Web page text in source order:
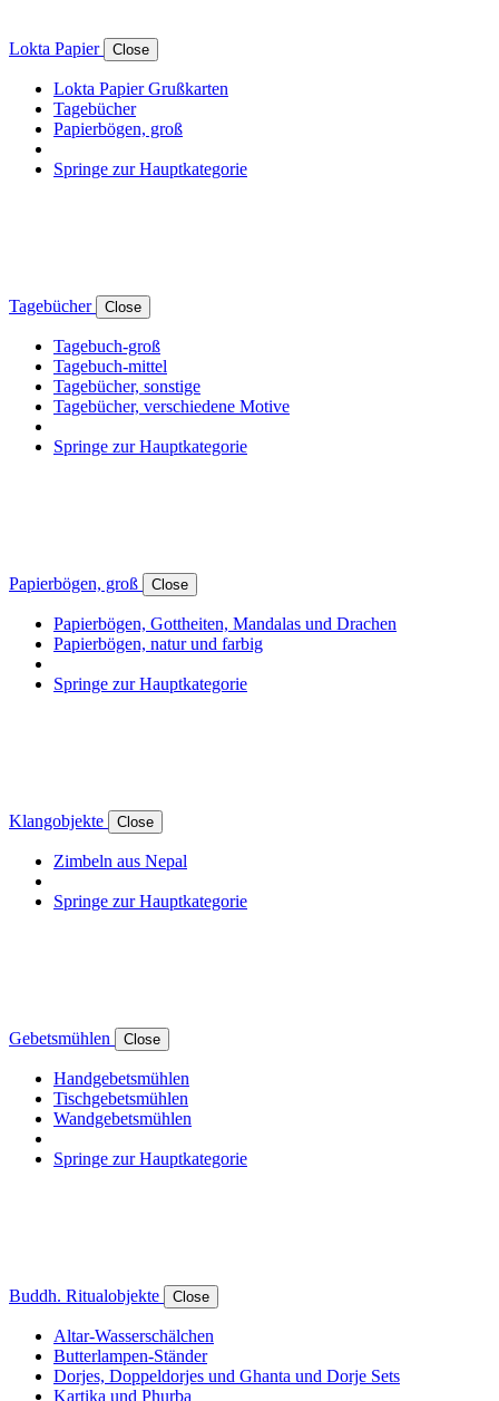
Lokta Papier Close
Lokta Papier Grußkarten
Tagebücher
Papierbögen, groß
Springe zur Hauptkategorie
Tagebücher Close
Tagebuch-groß
Tagebuch-mittel
Tagebücher, sonstige
Tagebücher, verschiedene Motive
Springe zur Hauptkategorie
Papierbögen, groß Close
Papierbögen, Gottheiten, Mandalas und Drachen
Papierbögen, natur und farbig
Springe zur Hauptkategorie
Klangobjekte Close
Zimbeln aus Nepal
Springe zur Hauptkategorie
Gebetsmühlen Close
Handgebetsmühlen
Tischgebetsmühlen
Wandgebetsmühlen
Springe zur Hauptkategorie
Buddh. Ritualobjekte Close
Altar-Wasserschälchen
Butterlampen-Ständer
Dorjes, Doppeldorjes und Ghanta und Dorje Sets
Kartika und Phurba